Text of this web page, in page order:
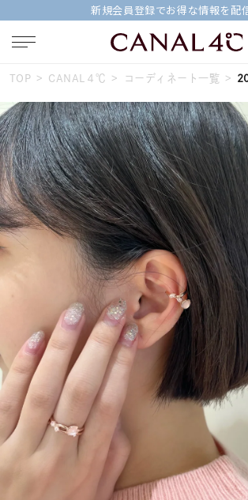
新規会員登録でお得な情報を配
キーワ
人気検索キーワード
#ペア #eギフト #ハーフエタニ
#刻印可 #メンズ ネックレス
カテゴリー す
素材
カラー
TOP CANAL４℃ コーディネート一覧